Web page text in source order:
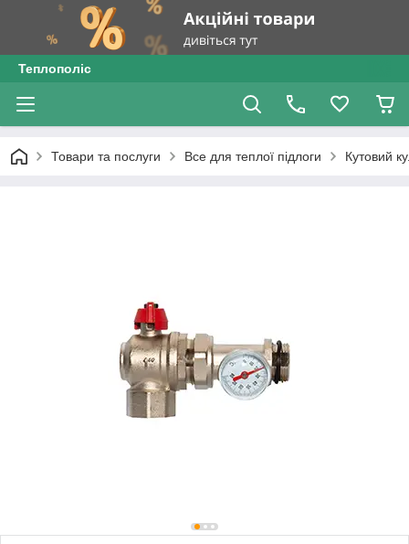
Теплополіс
Товари та послуги Все для теплої підлоги Кутовий